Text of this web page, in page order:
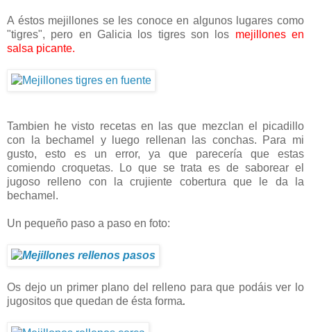
A éstos mejillones se les conoce en algunos lugares como
"tigres", pero en Galicia los tigres son los mejillones en
salsa picante.
Tambien he visto recetas en las que mezclan el picadillo
con la bechamel y luego rellenan las conchas. Para mi
gusto, esto es un error, ya que parecería que estas
comiendo croquetas. Lo que se trata es de saborear el
jugoso relleno con la crujiente cobertura que le da la
bechamel.
Un pequeño paso a paso en foto:
Os dejo un primer plano del relleno para que podáis ver lo
jugositos que quedan de ésta forma.